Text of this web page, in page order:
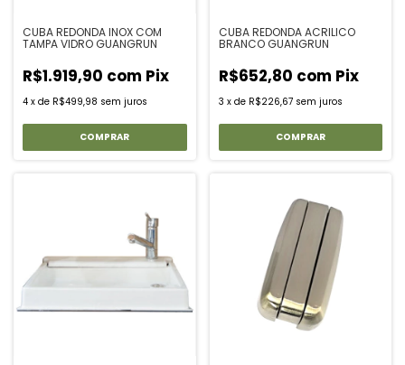
CUBA REDONDA INOX COM
TAMPA VIDRO GUANGRUN
R$1.919,90 com Pix
4 x de R$499,98 sem juros
CUBA REDONDA ACRILICO
BRANCO GUANGRUN
R$652,80 com Pix
3 x de R$226,67 sem juros